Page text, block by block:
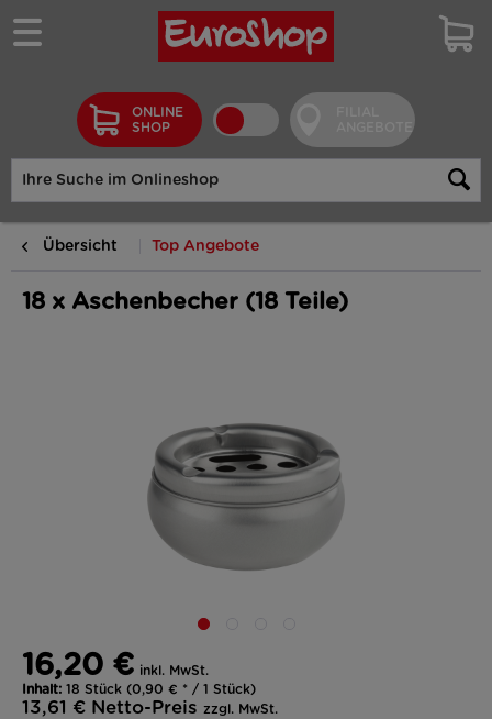
ONLINE
SHOP
Übersicht Top Angebote
18 x Aschenbecher (18 Teile)
16,20 € inkl. MwSt.
Inhalt: 18 Stück (0,90 € * / 1 Stück)
13,61 € Netto-Preis zzgl. MwSt.